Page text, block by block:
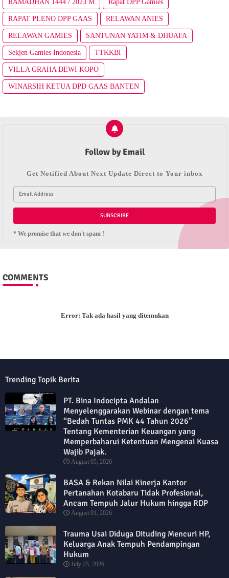
RAMADHAN 1444 / 2023 M Rapat DPP Gamies
RAPAT PLENO DPP GAAS RELAWAN ANIES
RELAWAN GAMIES SANTUNAN YATIM & DHUAFA
Sekjen Gamies Indonesia TTKKBI
VILLA GRAHA DEWI KOPO
WINARSIH KETUA DPD GAAS BANTEN
Follow by Email
Get Notified About Next Update Direct to Your inbox
* We promise that we don't spam !
COMMENTS
Error: Tak ada hasil yang ditemukan
Trending Topik Berita
PT. Bina Indocipta Andalan
Menyelenggarakan Webinar dengan tema
“Bedah Tuntas PMK 44 Tahun 2026”
Tentang Kementerian Keuangan yang
Memperbaharui Ketentuan Mengenai Kuasa
Wajib Pajak.
August 05, 2026
BASA & Rekan Nilai Kinerja Kantor
Pertanahan Kotabaru Tidak Profesional,
Ancam Tempuh Jalur Hukum hingga RDP
August 01, 2026
Trauma Usai Diduga Dituding Mencuri HP,
Keluarga Anak Tempuh Pendampingan
Hukum
July 25, 2026